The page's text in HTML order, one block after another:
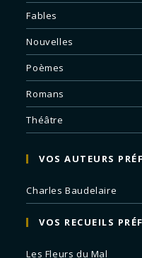
Fables
Nouvelles
Poèmes
Romans
Théâtre
VOS AUTEURS
Charles Baudelaire
VOS RECUEILS
Les Fleurs du Mal